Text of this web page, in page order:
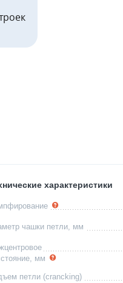
характеристики
чашки петли, мм
мм
петли (crancking)